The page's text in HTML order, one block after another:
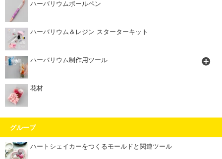
ハーバリウムボールペン
ハーバリウム＆レジン スターターキット
ハーバリウム制作用ツール
花材
グループ
ハートシェイカーをつくるモールドと関連ツール